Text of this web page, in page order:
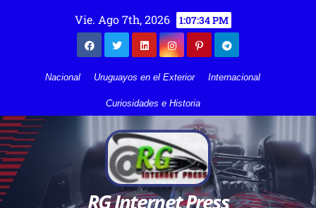
Vie. Ago 7th, 2026 1:07:35 PM
Nacional Uruguayos en el Exterior Internacional
Curiosidades e Historia
RG Internet Press